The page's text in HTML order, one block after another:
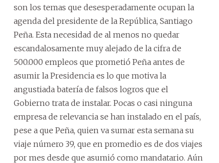
son los temas que desesperadamente ocupan la
agenda del presidente de la República, Santiago
Peña. Esta necesidad de al menos no quedar
escandalosamente muy alejado de la cifra de
500.000 empleos que prometió Peña antes de
asumir la Presidencia es lo que motiva la
angustiada batería de falsos logros que el
Gobierno trata de instalar. Pocas o casi ninguna
empresa de relevancia se han instalado en el país,
pese a que Peña, quien va sumar esta semana su
viaje número 39, que en promedio es de dos viajes
por mes desde que asumió como mandatario. Aún